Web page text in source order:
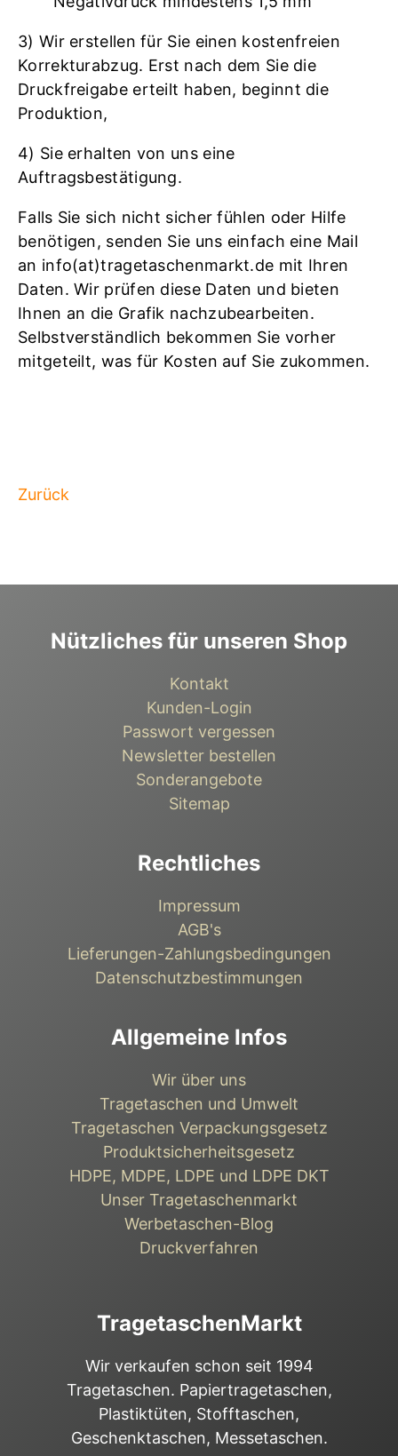
3) Wir erstellen für Sie einen kostenfreien
Korrekturabzug. Erst nach dem Sie die
Druckfreigabe erteilt haben, beginnt die
Produktion,
4) Sie erhalten von uns eine
Auftragsbestätigung.
Falls Sie sich nicht sicher fühlen oder Hilfe
benötigen, senden Sie uns einfach eine Mail
an info(at)tragetaschenmarkt.de mit Ihren
Daten. Wir prüfen diese Daten und bieten
Ihnen an die Grafik nachzubearbeiten.
Selbstverständlich bekommen Sie vorher
mitgeteilt, was für Kosten auf Sie zukommen.
Zurück
TragetaschenMarkt
Wir verkaufen schon seit 1994
Tragetaschen. Papiertragetaschen,
Plastiktüten, Stofftaschen,
Geschenktaschen, Messetaschen.
Nützliches für unseren Shop
Kontakt
Kunden-Login
Passwort vergessen
Newsletter bestellen
Sonderangebote
Sitemap
Rechtliches
Impressum
AGB's
Lieferungen-Zahlungsbedingungen
Datenschutzbestimmungen
Allgemeine Infos
Wir über uns
Tragetaschen und Umwelt
Tragetaschen Verpackungsgesetz
Produktsicherheitsgesetz
HDPE, MDPE, LDPE und LDPE DKT
Unser Tragetaschenmarkt
Werbetaschen-Blog
Druckverfahren